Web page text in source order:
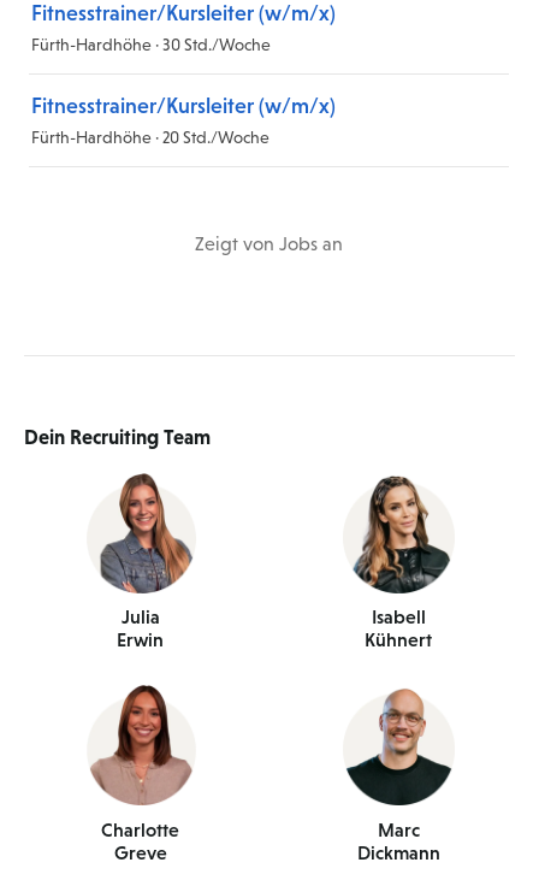
Fitnesstrainer/Kursleiter (w/m/x)
Fürth-Hardhöhe · 30 Std./Woche
Fitnesstrainer/Kursleiter (w/m/x)
Fürth-Hardhöhe · 20 Std./Woche
ZeigtvonJobsan
Dein Recruiting Team
Julia
Erwin
Isabell
Kühnert
Charlotte
Greve
Marc
Dickmann